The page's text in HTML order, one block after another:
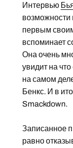
Интервью
возможности
первым
вспоминает
Она очень
увидит на
на самом
Бенкс. И в
Smackdown.
Записанное
равно